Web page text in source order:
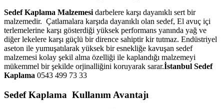
Sedef Kaplama Malzemesi darbelere karşı dayanıklı sert bir
malzemedir. Çatlamalara karşıda dayanıklı olan sedef, El avuç içi
terlemelerine karşı gösterdiği yüksek performans yanında yağ ve
diğer lekelere karşı güçlü bir dirence sahiptir kir tutmaz. Endüstriyel
aseton ile yumuşatılarak yüksek bir esnekliğe kavuşan sedef
malzemesi kolay şekil alma özelliği ile kaplandığı malzemeyi
mükemmel bir şekilde orjinalliğini koruyarak sarar.İstanbul Sedef
Kaplama 0543 499 73 33
Sedef Kaplama Kullanım Avantajı